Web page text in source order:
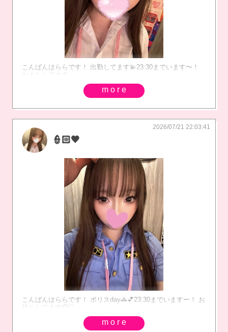
こんばんはららです！ 出勤してます💫23:30までいます〜！
おまちしてます
more
👮🏻🖤
2026/07/21 22:03:41
こんばんはららです！ ポリスday🚓💕23:30までいますー！ お
待ちしてます🫡🤍
more